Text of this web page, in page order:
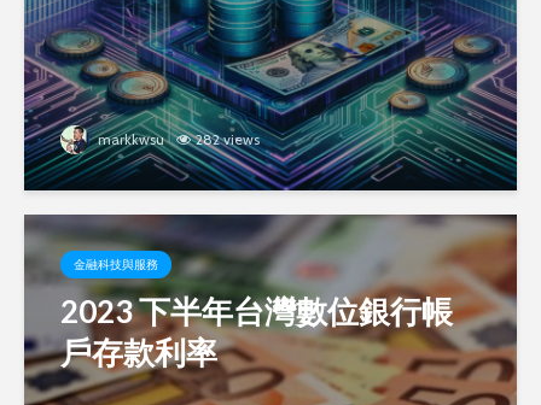
markkwsu 282 views
金融科技與服務
2023 下半年台灣數位銀行帳
戶存款利率